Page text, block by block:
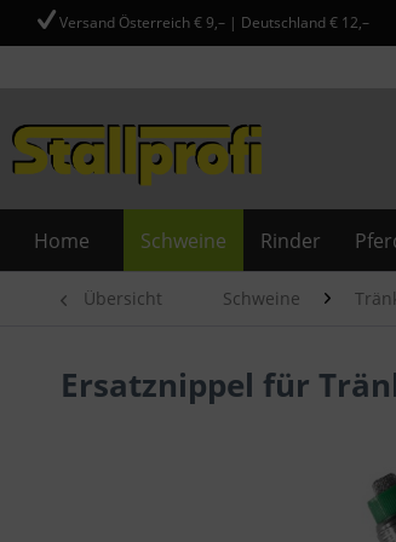
Versand Österreich € 9,– | Deutschland € 12,–
Home Schweine Rinder
Übersicht Schweine
Ersatznippel für